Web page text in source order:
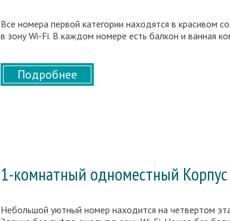
Все номера первой категории находятся в красивом
в зону Wi-Fi. В каждом номере есть балкон и ванная
Подробнее
1-комнатный одноместный
Небольшой уютный номер находится на четвертом